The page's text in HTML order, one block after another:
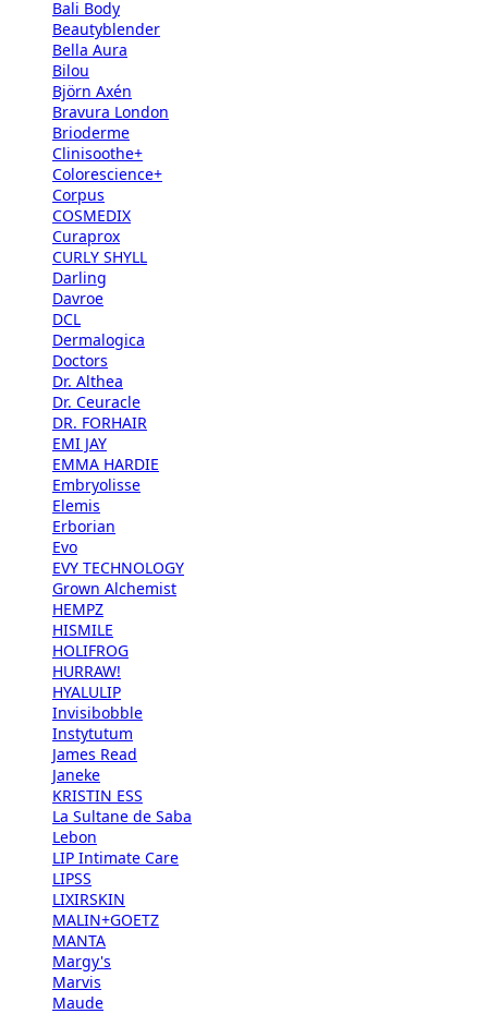
Bali Body
Beautyblender
Bella Aura
Bilou
Björn Axén
Bravura London
Brioderme
Clinisoothe+
Colorescience+
Corpus
COSMEDIX
Curaprox
CURLY SHYLL
Darling
Davroe
DCL
Dermalogica
Doctors
Dr. Althea
Dr. Ceuracle
DR. FORHAIR
EMI JAY
EMMA HARDIE
Embryolisse
Elemis
Erborian
Evo
EVY TECHNOLOGY
Grown Alchemist
HEMPZ
HISMILE
HOLIFROG
HURRAW!
HYALULIP
Invisibobble
Instytutum
James Read
Janeke
KRISTIN ESS
La Sultane de Saba
Lebon
LIP Intimate Care
LIPSS
LIXIRSKIN
MALIN+GOETZ
MANTA
Margy's
Marvis
Maude